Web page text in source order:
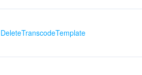
DeleteTranscodeTemplate